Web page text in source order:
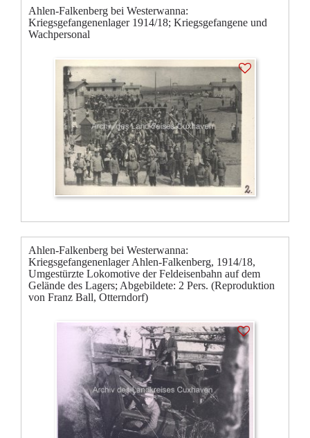
Ahlen-Falkenberg bei Westerwanna:
Kriegsgefangenenlager 1914/18; Kriegsgefangene und
Wachpersonal
Ahlen-Falkenberg bei Westerwanna:
Kriegsgefangenenlager Ahlen-Falkenberg, 1914/18,
Umgestürzte Lokomotive der Feldeisenbahn auf dem
Gelände des Lagers; Abgebildete: 2 Pers. (Reproduktion
von Franz Ball, Otterndorf)